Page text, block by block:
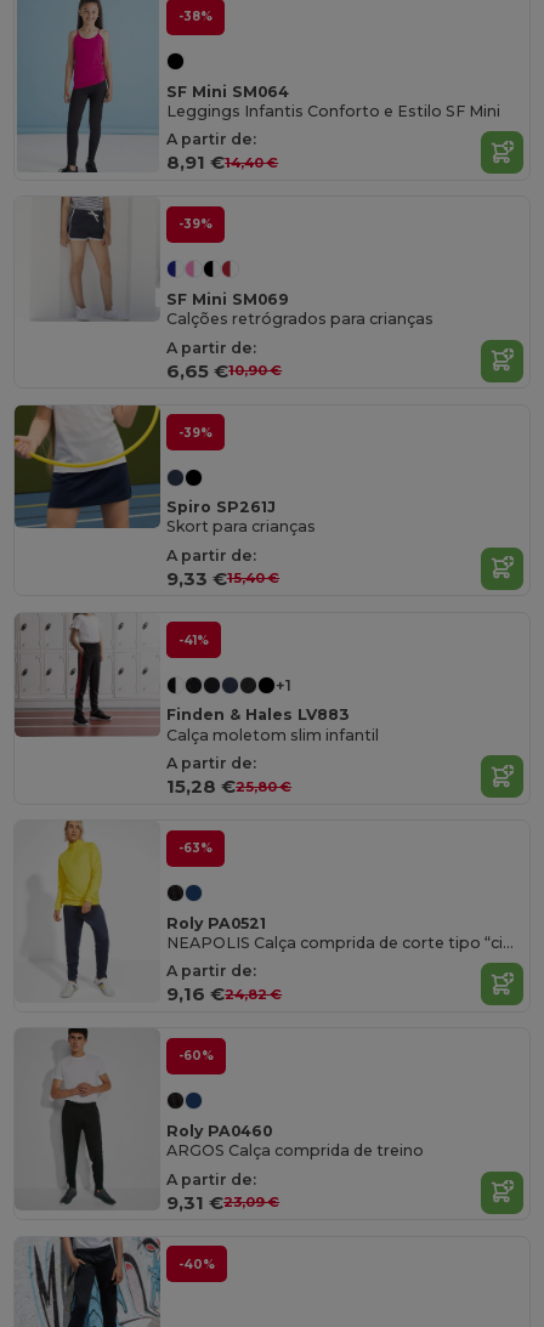
-38%
SF Mini SM064
Leggings Infantis Conforto e Estilo SF Mini
A partir de:
8,91 €14,40 €
-39%
SF Mini SM069
Calções retrógrados para crianças
A partir de:
6,65 €10,90 €
-39%
Spiro SP261J
Skort para crianças
A partir de:
9,33 €15,40 €
-41%
+1
Finden & Hales LV883
Calça moletom slim infantil
A partir de:
15,28 €25,80 €
-63%
Roly PA0521
NEAPOLIS Calça comprida de corte tipo “cigarro”
A partir de:
9,16 €24,82 €
-60%
Roly PA0460
ARGOS Calça comprida de treino
A partir de:
9,31 €23,09 €
-40%